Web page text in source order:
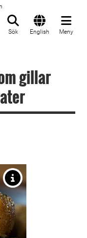
Sök English Meny
gillar